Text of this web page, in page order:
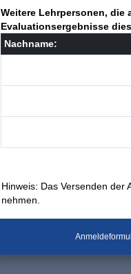
Weitere Lehrpersonen,
Evaluationsergebnisse
Nachname:
Hinweis: Das Versenden der
nehmen.